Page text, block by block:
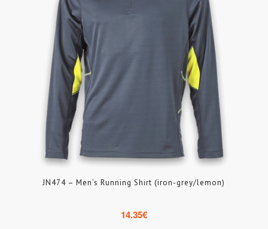
JN474 – Men’s Running Shirt (iron-grey/lemon)
14.35€